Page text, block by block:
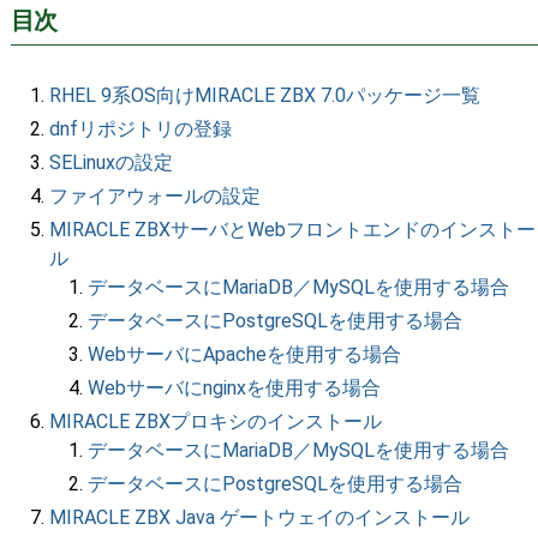
目次
RHEL 9系OS向けMIRACLE ZBX 7.0パッケージ一覧
dnfリポジトリの登録
SELinuxの設定
ファイアウォールの設定
MIRACLE ZBXサーバとWebフロントエンドのインストー
ル
データベースにMariaDB／MySQLを使用する場合
データベースにPostgreSQLを使用する場合
WebサーバにApacheを使用する場合
Webサーバにnginxを使用する場合
MIRACLE ZBXプロキシのインストール
データベースにMariaDB／MySQLを使用する場合
データベースにPostgreSQLを使用する場合
MIRACLE ZBX Java ゲートウェイのインストール